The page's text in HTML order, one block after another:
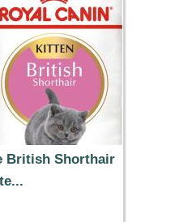
British Shorthair